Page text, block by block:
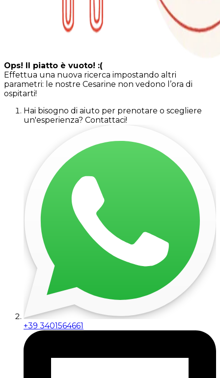
Ops! Il piatto è vuoto! :(
Effettua una nuova ricerca impostando altri
parametri: le nostre Cesarine non vedono l’ora di
ospitarti!
Hai bisogno di aiuto per prenotare o scegliere
un'esperienza? Contattaci!
+39 3401564661